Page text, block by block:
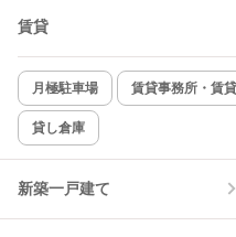
賃貸
月極駐車場 賃貸事務所・賃
貸し倉庫
新築一戸建て